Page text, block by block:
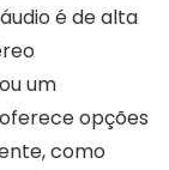
é de alta
um
opções
como